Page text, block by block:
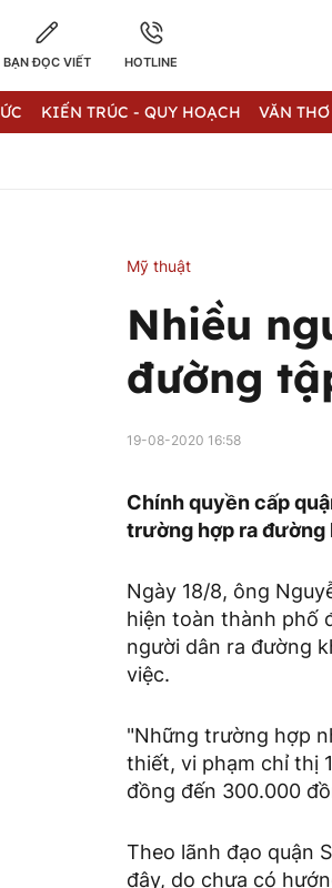
BẠN ĐỌC VIẾT HOTLINE
KIẾN TRÚC - QUY HOẠCH VĂN THƠ
Mỹ thuật
Nhiều
đường
19-08-2020 16:58
Chính quyền cấp
trường hợp ra đường
Ngày 18/8, ông
hiện toàn thành phố
người dân ra đường
việc.
"Những trường hợp
thiết, vi phạm chỉ thị
đồng đến 300.000
Theo lãnh đạo quận
đây, do chưa có